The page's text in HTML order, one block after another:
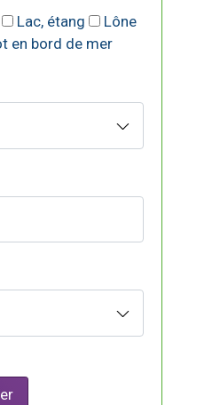
Lac, étang
Lône
en bord de mer